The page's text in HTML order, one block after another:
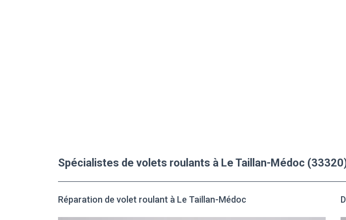
Spécialistes de volets roulants à Le Taillan-Médoc
Réparation de volet roulant à Le Taillan-Médoc